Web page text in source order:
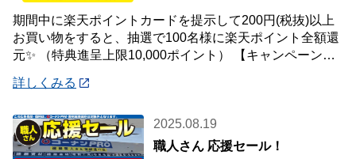
期間中に楽天ポイントカードを提示して200円(税抜)以上
お買い物をすると、抽選で100名様に楽天ポイント全額還
元✨ （特典進呈上限10,000ポイント） 【キャンペーン対
詳しくみる
2025.08.19
職人さん 応援セール！